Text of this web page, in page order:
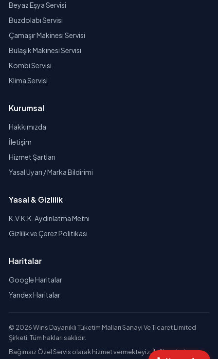
Beyaz Eşya Servisi
Buzdolabı Servisi
Çamaşır Makinesi Servisi
Bulaşık Makinesi Servisi
Kombi Servisi
Klima Servisi
Kurumsal
Hakkımızda
İletişim
Hizmet Şartları
Yasal Uyarı / Marka Bildirimi
Yasal & Gizlilik
K.V.K.K. Aydınlatma Metni
Gizlilik ve Çerez Politikası
Haritalar
Google Haritalar
Yandex Haritalar
© 2026 Wins Dayanıklı Tüketim Malları Sanayi Ve Ticaret Limited
Şirketi. Tüm hakları saklıdır.
Bağımsız Özel Servis olarak hizmet vermekteyiz. İlgili markaların